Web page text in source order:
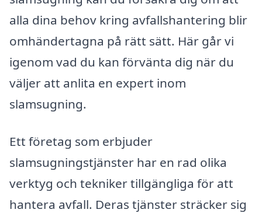
alla dina behov kring avfallshantering blir
omhändertagna på rätt sätt. Här går vi
igenom vad du kan förvänta dig när du
väljer att anlita en expert inom
slamsugning.
Ett företag som erbjuder
slamsugningstjänster har en rad olika
verktyg och tekniker tillgängliga för att
hantera avfall. Deras tjänster sträcker sig